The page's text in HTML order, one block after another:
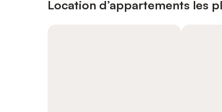
Location d’appartements les